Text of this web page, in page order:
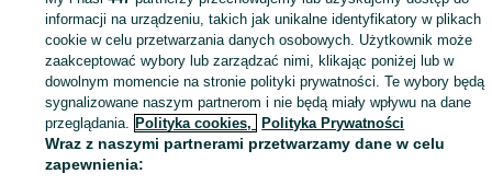
Zaloguj się lub załóż konto na OLX, aby skontaktować się z
sprzedającym
Zaloguj się / Załóż konto
Zadzwoń / SMS
informacji na urządzeniu, takich jak unikalne identyfikatory w plikach
cookie w celu przetwarzania danych osobowych. Użytkownik może
zaakceptować wybory lub zarządzać nimi, klikając poniżej lub w
dowolnym momencie na stronie polityki prywatności. Te wybory będą
sygnalizowane naszym partnerom i nie będą miały wpływu na dane
przeglądania. Polityka cookies, Polityka Prywatności
Wraz z naszymi partnerami przetwarzamy dane w celu
zapewnienia: